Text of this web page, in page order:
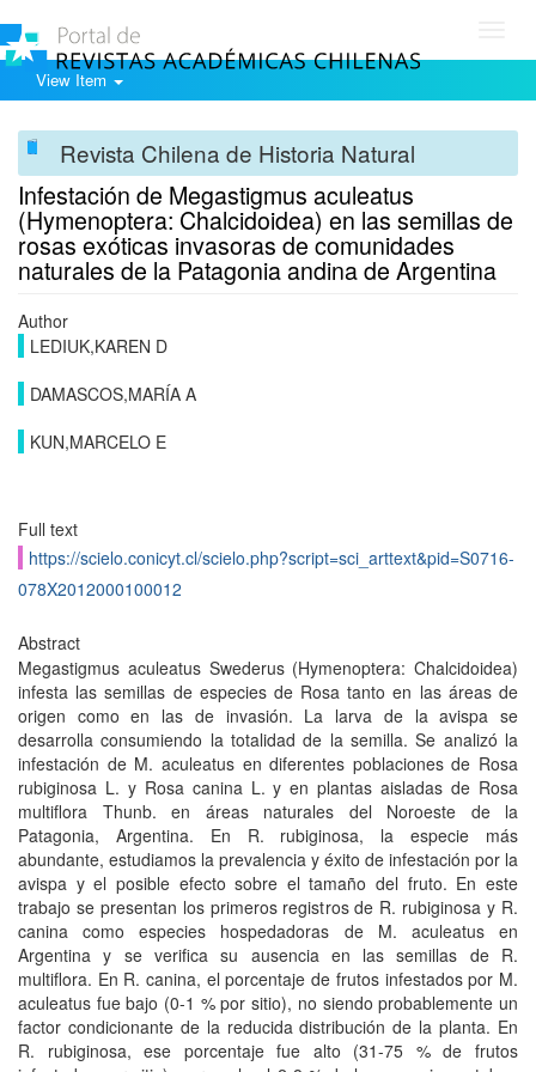
View Item
Revista Chilena de Historia Natural
Infestación de Megastigmus aculeatus
(Hymenoptera: Chalcidoidea) en las semillas de
rosas exóticas invasoras de comunidades
naturales de la Patagonia andina de Argentina
Author
LEDIUK,KAREN D
DAMASCOS,MARÍA A
KUN,MARCELO E
Full text
https://scielo.conicyt.cl/scielo.php?script=sci_arttext&pid=S0716-
078X2012000100012
Abstract
Megastigmus aculeatus Swederus (Hymenoptera: Chalcidoidea)
infesta las semillas de especies de Rosa tanto en las áreas de
origen como en las de invasión. La larva de la avispa se
desarrolla consumiendo la totalidad de la semilla. Se analizó la
infestación de M. aculeatus en diferentes poblaciones de Rosa
rubiginosa L. y Rosa canina L. y en plantas aisladas de Rosa
multiflora Thunb. en áreas naturales del Noroeste de la
Patagonia, Argentina. En R. rubiginosa, la especie más
abundante, estudiamos la prevalencia y éxito de infestación por la
avispa y el posible efecto sobre el tamaño del fruto. En este
trabajo se presentan los primeros registros de R. rubiginosa y R.
canina como especies hospedadoras de M. aculeatus en
Argentina y se verifica su ausencia en las semillas de R.
multiflora. En R. canina, el porcentaje de frutos infestados por M.
aculeatus fue bajo (0-1 % por sitio), no siendo probablemente un
factor condicionante de la reducida distribución de la planta. En
R. rubiginosa, ese porcentaje fue alto (31-75 % de frutos